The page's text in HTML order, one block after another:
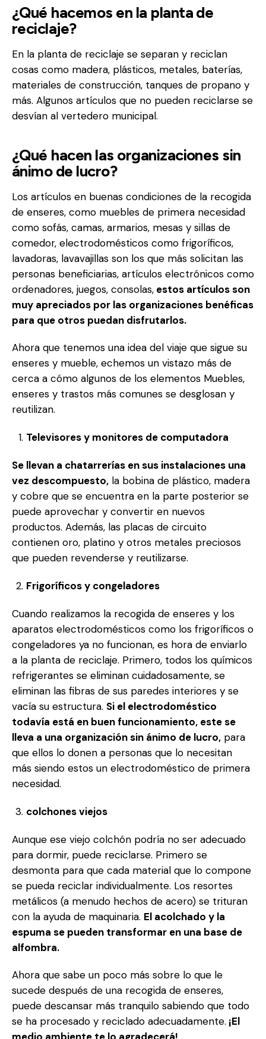
¿Qué hacemos en la planta de
reciclaje?
En la planta de reciclaje se separan y reciclan
cosas como madera, plásticos, metales, baterías,
materiales de construcción, tanques de propano y
más. Algunos artículos que no pueden reciclarse se
desvían al vertedero municipal.
¿Qué hacen las organizaciones sin
ánimo de lucro?
Los artículos en buenas condiciones de la recogida
de enseres, como muebles de primera necesidad
como sofás, camas, armarios, mesas y sillas de
comedor, electrodomésticos como frigoríficos,
lavadoras, lavavajillas son los que más solicitan las
personas beneficiarias, artículos electrónicos como
ordenadores, juegos, consolas, estos artículos son
muy apreciados por las organizaciones benéficas
para que otros puedan disfrutarlos.
Ahora que tenemos una idea del viaje que sigue su
enseres y mueble, echemos un vistazo más de
cerca a cómo algunos de los elementos Muebles,
enseres y trastos más comunes se desglosan y
reutilizan.
Televisores y monitores de computadora
Se llevan a chatarrerías en sus instalaciones una
vez descompuesto, la bobina de plástico, madera
y cobre que se encuentra en la parte posterior se
puede aprovechar y convertir en nuevos
productos. Además, las placas de circuito
contienen oro, platino y otros metales preciosos
que pueden revenderse y reutilizarse.
Frigoríficos y congeladores
Cuando realizamos la recogida de enseres y los
aparatos electrodomésticos como los frigoríficos o
congeladores ya no funcionan, es hora de enviarlo
a la planta de reciclaje. Primero, todos los químicos
refrigerantes se eliminan cuidadosamente, se
eliminan las fibras de sus paredes interiores y se
vacía su estructura. Si el electrodoméstico
todavía está en buen funcionamiento, este se
lleva a una organización sin ánimo de lucro, para
que ellos lo donen a personas que lo necesitan
más siendo estos un electrodoméstico de primera
necesidad.
colchones viejos
Aunque ese viejo colchón podría no ser adecuado
para dormir, puede reciclarse. Primero se
desmonta para que cada material que lo compone
se pueda reciclar individualmente. Los resortes
metálicos (a menudo hechos de acero) se trituran
con la ayuda de maquinaria. El acolchado y la
espuma se pueden transformar en una base de
alfombra.
Ahora que sabe un poco más sobre lo que le
sucede después de una recogida de enseres,
puede descansar más tranquilo sabiendo que todo
se ha procesado y reciclado adecuadamente. ¡El